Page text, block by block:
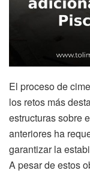
El proceso de
los retos más
estructuras sobre
anteriores ha
garantizar la
A pesar de estos